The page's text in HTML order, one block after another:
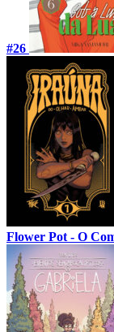
#26
Flower Pot - O